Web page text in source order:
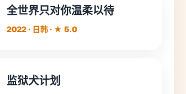
全世界只对你温柔以待
2022 · 日韩 · ★ 5.0
监狱犬计划